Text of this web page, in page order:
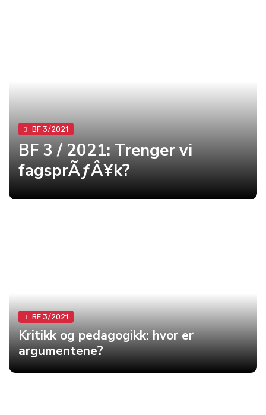
BF 3/2021
BF 3 / 2021: Trenger vi
fagsprÃƒÂ¥k?
BF 3/2021
Kritikk og pedagogikk: hvor er
argumentene?